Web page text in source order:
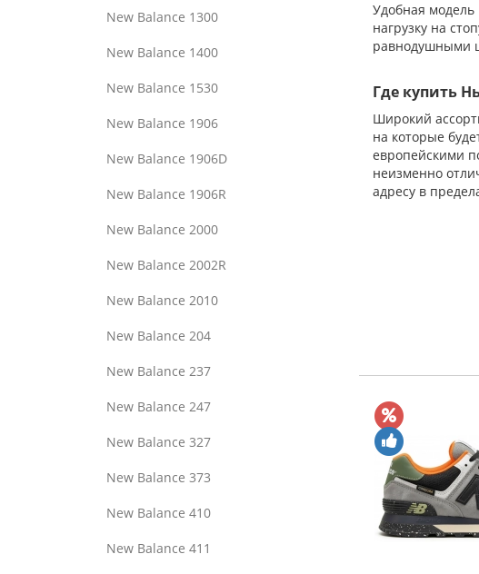
New Balance 1300
New Balance 1400
New Balance 1530
New Balance 1906
New Balance 1906D
New Balance 1906R
New Balance 2000
New Balance 2002R
New Balance 2010
New Balance 204
New Balance 237
New Balance 247
New Balance 327
New Balance 373
New Balance 410
New Balance 411
Удобная модель
нагрузку на
равнодушными
Где купить
Широкий
на которые
европейскими
неизменно
адресу в